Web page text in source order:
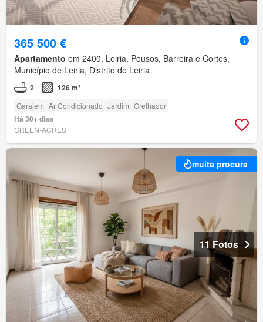
365 500 €
Apartamento em 2400, Leiria, Pousos, Barreira e Cortes,
Município de Leiria, Distrito de Leiria
2 126 m²
Garajem Ar Condicionado Jardim Grelhador
Há 30+ dias
GREEN-ACRES
muita procura
11 Fotos